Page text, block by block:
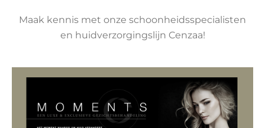
Maak kennis met onze schoonheidsspecialisten
en huidverzorgingslijn Cenzaa!